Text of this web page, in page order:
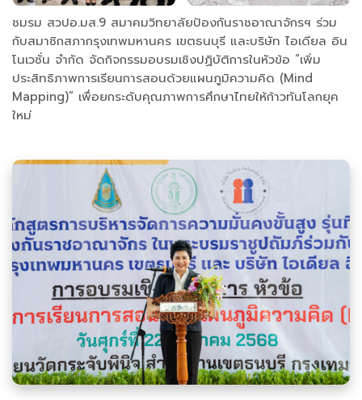
ชมรม สวปอ.มส.9 สมาคมวิทยาลัยป้องกันราชอาณาจักรฯ ร่วม
กับสมาชิกสภากรุงเทพมหานคร เขตธนบุรี และบริษัท ไอเดียล อิน
โนเวชั่น จำกัด จัดกิจกรรมอบรมเชิงปฏิบัติการในหัวข้อ “เพิ่ม
ประสิทธิภาพการเรียนการสอนด้วยแผนภูมิความคิด (Mind
Mapping)” เพื่อยกระดับคุณภาพการศึกษาไทยให้ก้าวทันโลกยุค
ใหม่